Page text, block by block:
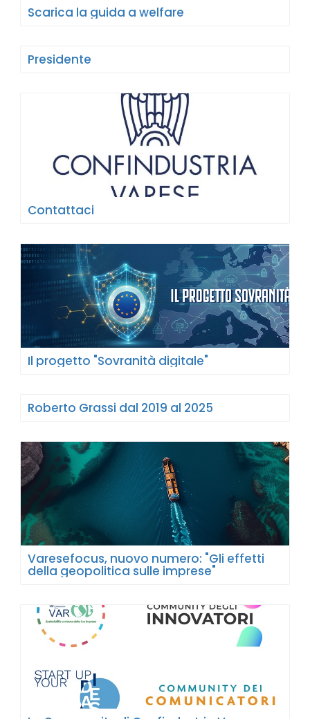
Scarica la guida a welfare
Presidente
Contattaci
Il progetto "Sovranità digitale"
Roberto Grassi dal 2019 al 2025
Varesefocus, nuovo numero: "Gli effetti
della geopolitica sulle imprese"